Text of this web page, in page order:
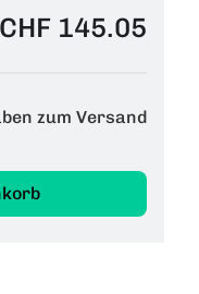
CHF 145.05
zum Versand